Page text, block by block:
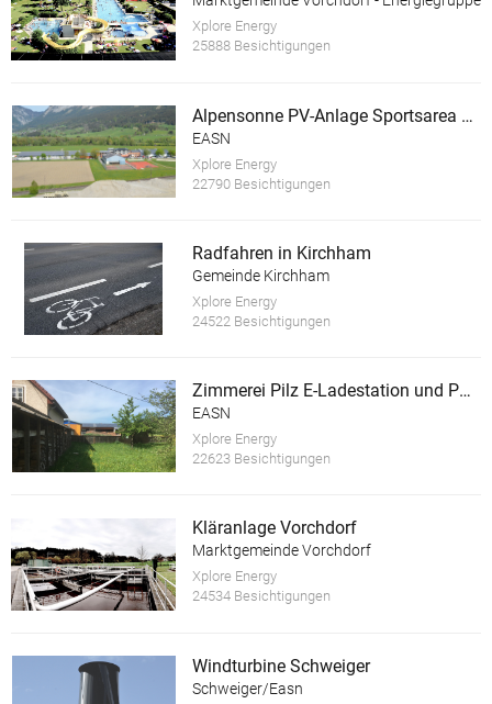
Xplore Energy
25888 Besichtigungen
Alpensonne PV-Anlage Sportsarea Grimming
EASN
Xplore Energy
22790 Besichtigungen
Radfahren in Kirchham
Gemeinde Kirchham
Xplore Energy
24522 Besichtigungen
Zimmerei Pilz E-Ladestation und PV Anlage
EASN
Xplore Energy
22623 Besichtigungen
Kläranlage Vorchdorf
Marktgemeinde Vorchdorf
Xplore Energy
24534 Besichtigungen
Windturbine Schweiger
Schweiger/Easn